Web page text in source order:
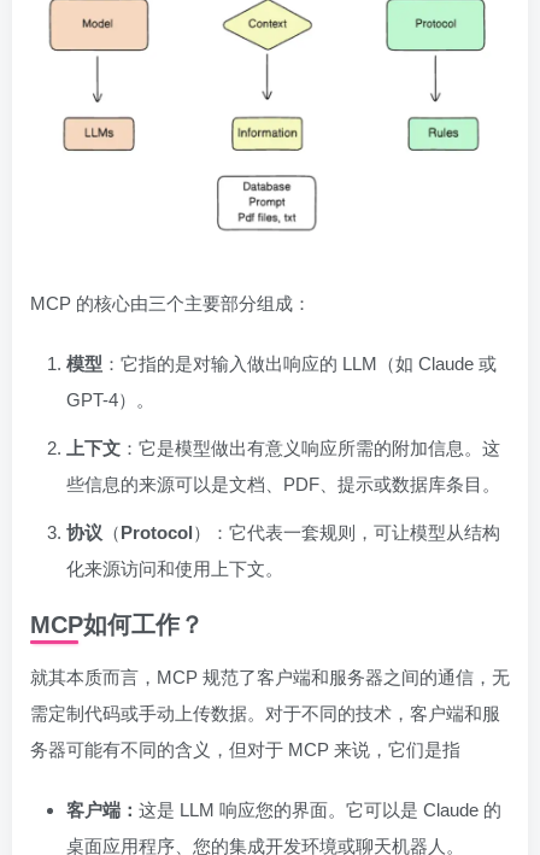
MCP 的核心由三个主要部分组成：
模型 ：它指的是对输入做出响应的 LLM（如 Claude 或
GPT-4）。
上下文 ：它是模型做出有意义响应所需的附加信息。这
些信息的来源可以是文档、PDF、提示或数据库条目。
协议 （Protocol）：它代表一套规则，可让模型从结构
化来源访问和使用上下文。
MCP如何工作？
就其本质而言，MCP 规范了客户端和服务器之间的通信，无
需定制代码或手动上传数据。对于不同的技术，客户端和服
务器可能有不同的含义，但对于 MCP 来说，它们是指
客户端： 这是 LLM 响应您的界面。它可以是 Claude 的
桌面应用程序、您的集成开发环境或聊天机器人。